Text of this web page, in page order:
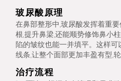
玻尿酸原理
在鼻部整形中,玻尿酸发挥着重
根,提升鼻梁,还能顺势修饰鼻小
陷的皱纹也能一并填平。这样
线条,让整个面部更加丰盈有型,
治疗流程